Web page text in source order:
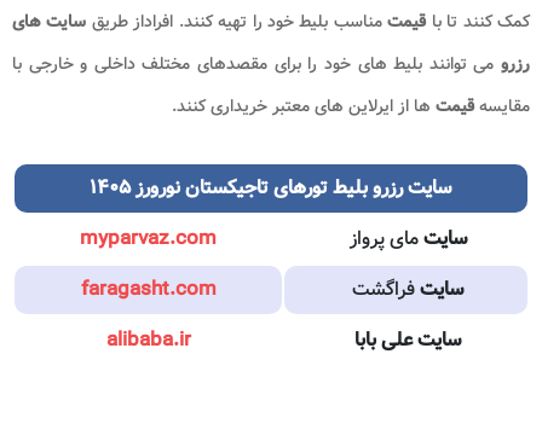
کمک کنند تا باقیمتمناسب بلیط خود را تهیه کنند. افراداز طریق سایت های
رزرو می توانند بلیط های خود را برای مقصدهای مختلف داخلی و خارجی با
مقایسهقیمت ها از ایرلاین های معتبر خریداری کنند.
سایت رزروبلیط تورهای تاجیکستان نورورز ۱۴۰۵​
سایتمای پرواز
myparvaz.com
سایتفراگشت
faragasht.com
سایتعلی بابا alibaba.ir